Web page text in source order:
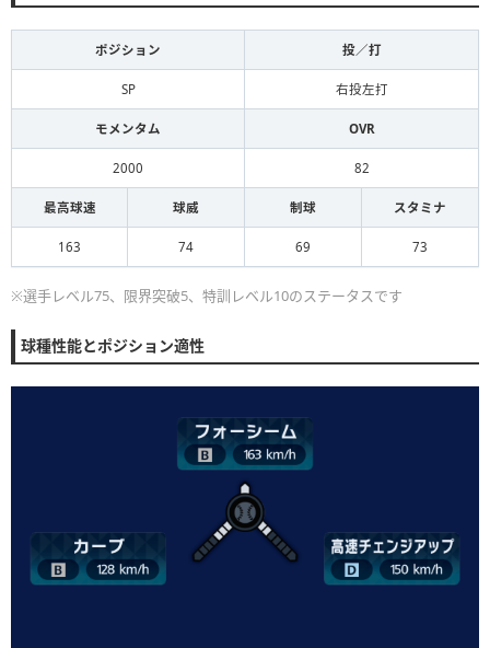
ポジション 投／打
SP 右投左打
モメンタム OVR
2000 82
最高球速 球威 制球 スタミナ
163 74 69 73
※選手レベル75、限界突破5、特訓レベル10のステータスです
球種性能とポジション適性